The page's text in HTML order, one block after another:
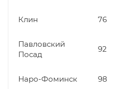
Клин 76
Павловский
Посад
92
Наро-Фоминск 98